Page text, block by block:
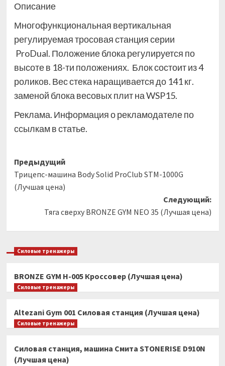
Описание
Многофункциональная вертикальная
регулируемая тросовая станция серии
ProDual. Положение блока регулируется по
высоте в 18-ти положениях. Блок состоит из 4
роликов. Вес стека наращивается до 141 кг.
заменой блока весовых плит на WSP15.
Реклама. Информация о рекламодателе по
ссылкам в статье.
Навигация
записи
Предыдущий
Трицепс-машина Body Solid ProClub STM-1000G
(Лучшая цена)
Следующий:
Тяга сверху BRONZE GYM NEO 35 (Лучшая цена)
Силовые тренажеры
BRONZE GYM H-005 Кроссовер (Лучшая цена)
Силовые тренажеры
Altezani Gym 001 Силовая станция (Лучшая цена)
Силовые тренажеры
Силовая станция, машина Смита STONERISE D910N
(Лучшая цена)